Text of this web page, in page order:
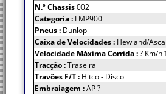
N.º Chassis002
Categoria : LMP900
Pneus : Dunlop
Caixa de Velocidades : Hewland/
Velocidade Máxima Corrida :? Km/h
Tracção :Traseira
Travões F/T : Hitco - Disco
Embraiagem :AP ?